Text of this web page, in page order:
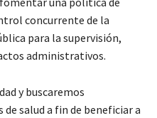
concurrente de la
para la supervisión,
administrativos.
y buscaremos
salud a fin de beneficiar a